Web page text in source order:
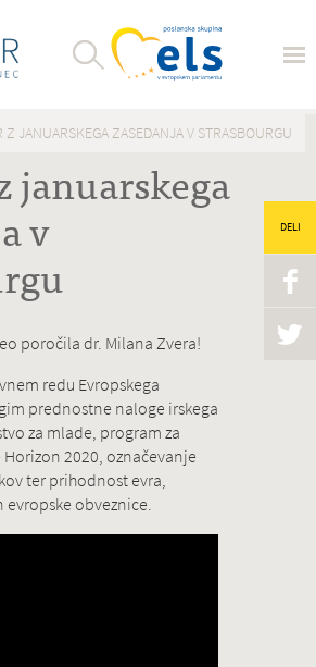
Z JANUARSKEGA ZASEDANJA V STRASBOURGU
januarskega
v DELI
poročila dr. Milana Zvera!
redu Evropskega
prednostne naloge irskega
za mlade, program za
2020, označevanje
ter prihodnost evra,
obveznice.